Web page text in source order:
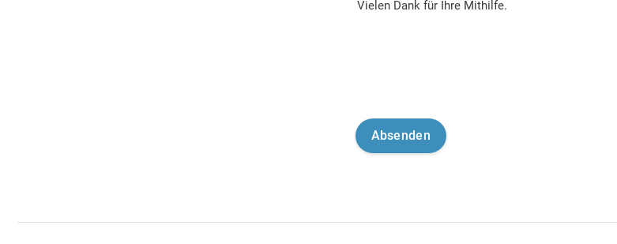
Vielen Dank für Ihre Mithilfe.